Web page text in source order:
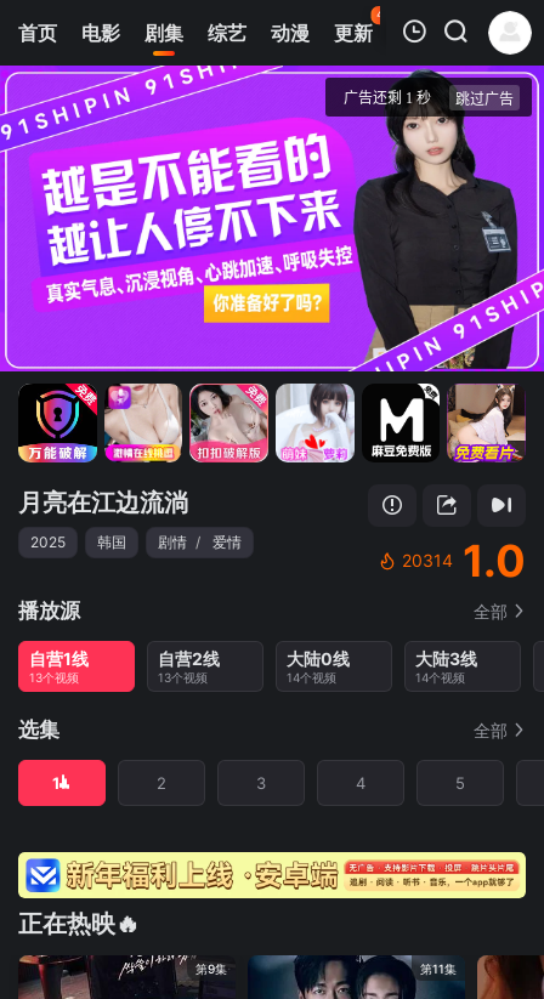
首页 电影 剧集 综艺 动漫 更新
45
热榜 APP
我的观影记录
1
月亮在江边流淌
清空
月亮在江边流淌
2025 韩国 剧情 / 爱情
20314 1.0
播放源 全部
自营1线
13个视频
自营2线
13个视频
大陆0线
14个视频
大陆3线
14个视频
选集 全部
1 2 3 4 5
正在热映🔥
第9集 第11集